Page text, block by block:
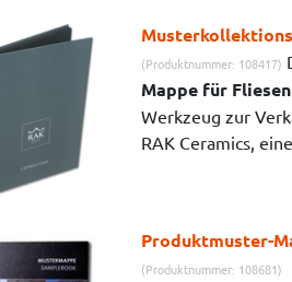
(Produktnummer: 108417)
Mappe für Fliesen
Werkzeug zur
RAK Ceramics,
Produktmuster-
(Produktnummer: 108681)